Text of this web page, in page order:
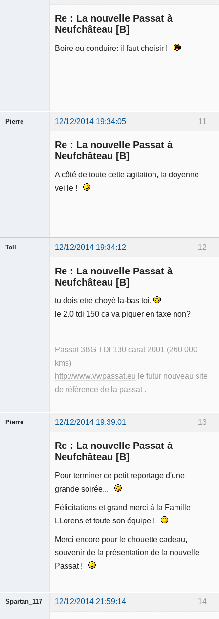
Re : La nouvelle Passat à
Neufchâteau [B]
Boire ou conduire: il faut choisir !
11
Pierre 12/12/2014 19:34:05
Re : La nouvelle Passat à
Neufchâteau [B]
A côté de toute cette agitation, la doyenne
veille !
12
Tell 12/12/2014 19:34:12
Re : La nouvelle Passat à
Neufchâteau [B]
tu dois etre choyé la-bas toi.
le 2.0 tdi 150 ca va piquer en taxe non?
Passat 3BG TD 130 carat 2001 (260 000
kms)
http://www.vwpassat.eu le futur nouveau site
de référence de la passat .
13
Pierre 12/12/2014 19:39:01
Re : La nouvelle Passat à
Neufchâteau [B]
Pour terminer ce petit reportage d'une
grande soirée...
Félicitations et grand merci à la Famille
LLorens et toute son équipe !
Merci encore pour le chouette cadeau,
souvenir de la présentation de la nouvelle
Passat !
14
Spartan_117 12/12/2014 21:59:14